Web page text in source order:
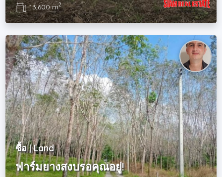
13,600 m2
ซื้อ | Land
ฟาร์มยางสงบรอคุณอยู่!